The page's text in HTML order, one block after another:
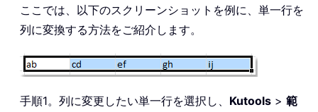
ここでは、以下のスクリーンショットを例に、単一行を
列に変換する方法をご紹介します。
手順1。列に変更したい単一行を選択し、 Kutools > 範